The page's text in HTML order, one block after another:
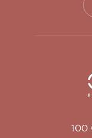
100